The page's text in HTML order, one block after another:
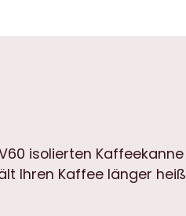
isolierten Kaffeekanne
Ihren Kaffee länger heiß